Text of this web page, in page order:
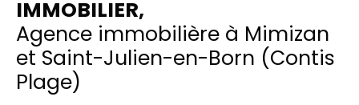
IMMOBILIER,
Agence immobilière à Mimizan
et Saint-Julien-en-Born (Contis
Plage)